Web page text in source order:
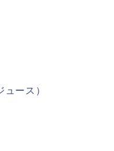
ース）